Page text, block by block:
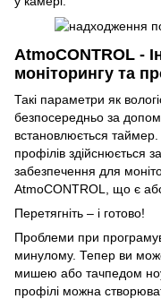
AtmoCONTROL -
моніторингу та
Такі параметри як
безпосередньо за
встановлюється
профілів здійснюється
забезпечення для
AtmoCONTROL, що є
Перетягніть – і готово!
Проблеми при
минулому. Тепер ви
мишею або тачпедом
профілі можна